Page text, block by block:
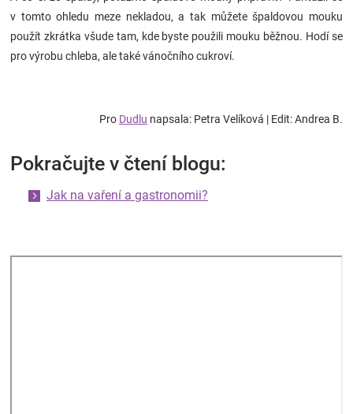
v tomto ohledu meze nekladou, a tak můžete špaldovou mouku
použít zkrátka všude tam, kde byste použili mouku běžnou. Hodí se
pro výrobu chleba, ale také vánočního cukroví.
Pro Dudlu napsala: Petra Velíková | Edit: Andrea B.
Pokračujte v čtení blogu:
Jak na vaření a gastronomii?